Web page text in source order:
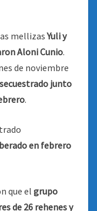
mellizasYuli y
Aloni Cunio.
de noviembre
junto
.
en febrero
que elgrupo
de 26 rehenes y